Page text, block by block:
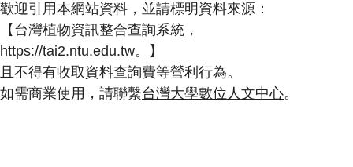
歡迎引用本網站資料，並請標明資料來源：
【台灣植物資訊整合查詢系統，
https://tai2.ntu.edu.tw。】
且不得有收取資料查詢費等營利行為。
如需商業使用，請聯繫台灣大學數位人文中心。